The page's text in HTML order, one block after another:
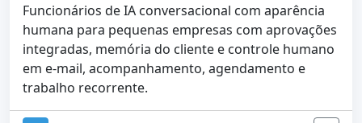
Funcionários de IA conversacional com aparência
humana para pequenas empresas com aprovações
integradas, memória do cliente e controle humano
em e-mail, acompanhamento, agendamento e
trabalho recorrente.